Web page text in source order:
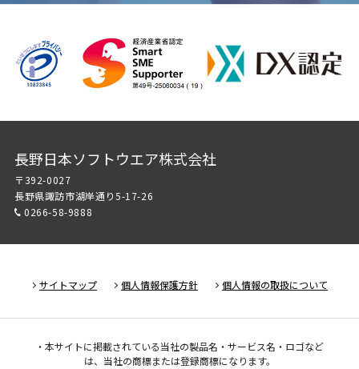
長野日本ソフトウエア株式会社
〒392-0027
長野県諏訪市湖岸通り5-17-26
0266-58-9888
サイトマップ 個人情報保護方針 個人情報の取扱について
・本サイトに掲載されている当社の製品名・サービス名・ロゴなど
は、当社の商標または登録商標になります。